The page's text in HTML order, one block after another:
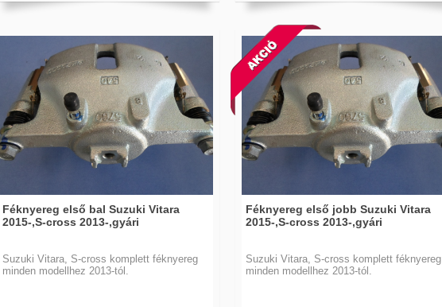
Féknyereg első bal Suzuki Vitara
2015-,S-cross 2013-,gyári
Suzuki Vitara, S-cross komplett féknyereg
minden modellhez 2013-tól.
Féknyereg első jobb Suzuki Vitara
2015-,S-cross 2013-,gyári
Suzuki Vitara, S-cross komplett féknyereg
minden modellhez 2013-tól.